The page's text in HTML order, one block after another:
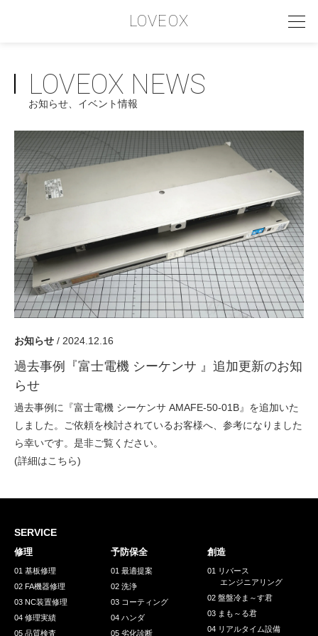
LOVEOX
PHILOSOPHY
フィロソフィー
COMPANY PROFILE
会社情報
SERVICE
サービス内容
INTERVIEW
お客様インタビュー
RECRUIT
GREEN CHALLENGE
環境への取り組み
お問い合わせ / 発送先
LOVEOX NEWS
お知らせ、イベント情報
お知らせ / 2024.12.16
過去事例『富士電機 シーケンサ 』追加更新のお知
らせ
過去事例に『富士電機 シーケンサ AMAFE-50-01B』を追加いた
しました。ご依頼を検討されているお客様へ、参考になりました
ら幸いです。是非ご覧ください。
(詳細はこちら)
SERVICE
修理
01 基板修理
02 FA機器修理
03 NC装置修理
04 修理実績
05 品質検査
予防保全
01 最適提案
02 洗浄
03 コーティング
04 ハンダ
05 劣化診断
創造
01 リバース
エンジニアリング
02 盤盤冷ま～す君
03 まも～る君
04 リアルタイム設備